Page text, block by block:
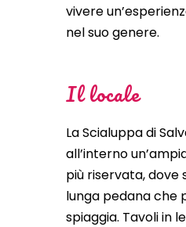
vivere
nel suo genere.
Il locale
La Scialuppa di
all’interno
più riservata, dove
lunga pedana che
spiaggia. Tavoli in